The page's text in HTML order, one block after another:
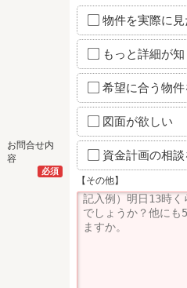
お問合せ内
容
必須
物件を実際に見
もっと詳細が
希望に合う物
図面が欲しい
資金計画の相
【その他】